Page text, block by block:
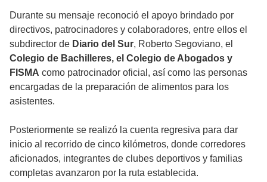
Durante su mensaje reconoció el apoyo brindado por
directivos, patrocinadores y colaboradores, entre ellos el
subdirector de Diario del Sur, Roberto Segoviano, el
Colegio de Bachilleres, el Colegio de Abogados y
FISMA como patrocinador oficial, así como las personas
encargadas de la preparación de alimentos para los
asistentes.
Posteriormente se realizó la cuenta regresiva para dar
inicio al recorrido de cinco kilómetros, donde corredores
aficionados, integrantes de clubes deportivos y familias
completas avanzaron por la ruta establecida.